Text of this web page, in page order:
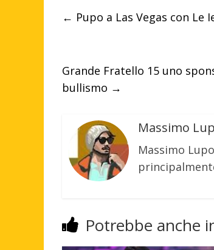
← Pupo a Las Vegas con Le
Grande Fratello 15 uno
bullismo →
Massimo
Massimo
Potrebbe anche